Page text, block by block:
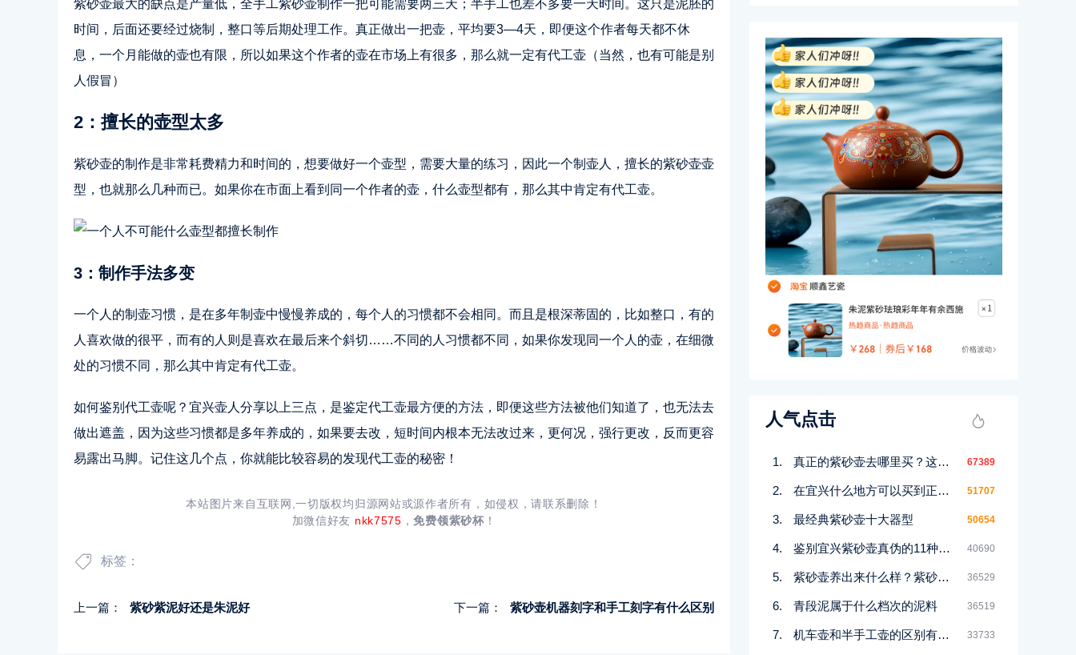
紫砂壶最大的缺点是产量低，全手工紫砂壶制作一把可能需要两三天；半手工也差不多要一天时间。这只是泥胚的
时间，后面还要经过烧制，整口等后期处理工作。真正做出一把壶，平均要3—4天，即便这个作者每天都不休
息，一个月能做的壶也有限，所以如果这个作者的壶在市场上有很多，那么就一定有代工壶（当然，也有可能是别
人假冒）
2：擅长的壶型太多
紫砂壶的制作是非常耗费精力和时间的，想要做好一个壶型，需要大量的练习，因此一个制壶人，擅长的紫砂壶壶
型，也就那么几种而已。如果你在市面上看到同一个作者的壶，什么壶型都有，那么其中肯定有代工壶。
3：制作手法多变
一个人的制壶习惯，是在多年制壶中慢慢养成的，每个人的习惯都不会相同。而且是根深蒂固的，比如整口，有的
人喜欢做的很平，而有的人则是喜欢在最后来个斜切……不同的人习惯都不同，如果你发现同一个人的壶，在细微
处的习惯不同，那么其中肯定有代工壶。
如何鉴别代工壶呢？宜兴壶人分享以上三点，是鉴定代工壶最方便的方法，即便这些方法被他们知道了，也无法去
做出遮盖，因为这些习惯都是多年养成的，如果要去改，短时间内根本无法改过来，更何况，强行更改，反而更容
易露出马脚。记住这几个点，你就能比较容易的发现代工壶的秘密！
本站图片来自互联网,一切版权均归源网站或源作者所有，如侵权，请联系删除！
加微信好友 nkk7575 ，免费领紫砂杯！
标签：
上一篇： 紫砂紫泥好还是朱泥好 下一篇： 紫砂壶机器刻字和手工刻字有什么区别
人气点击
真正的紫砂壶去哪里买？这几个地方都能买到！ 67389
在宜兴什么地方可以买到正宗紫砂壶 51707
最经典紫砂壶十大器型 50654
鉴别宜兴紫砂壶真伪的11种好方法 40690
紫砂壶养出来什么样？紫砂壶包浆前后对比图鉴赏 36529
青段泥属于什么档次的泥料 36519
机车壶和半手工壶的区别有哪些 33733